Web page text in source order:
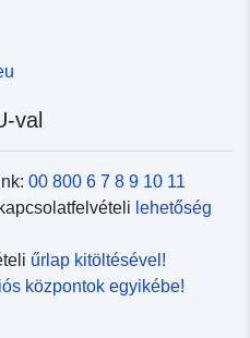
val
00 800 6 7 8 9 10 11
lehetőség
űrlap kitöltésével!
központok egyikébe!